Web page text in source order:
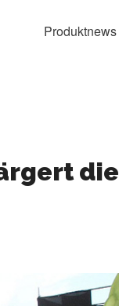
Produktnews
die